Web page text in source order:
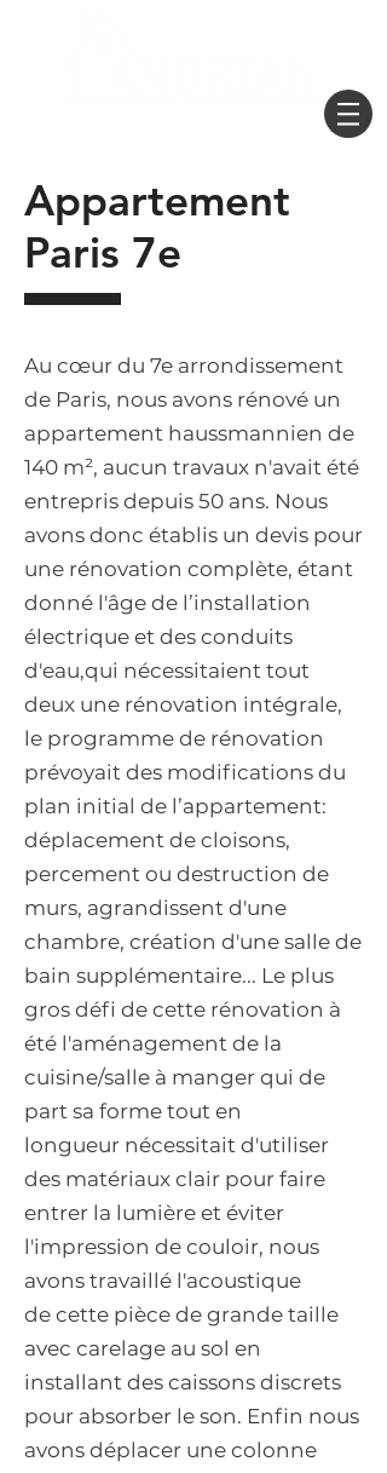
Appartement
Paris 7e
Au cœur du 7e arrondissement
de Paris, nous avons rénové un
appartement haussmannien de
140 m², aucun travaux n'avait été
entrepris depuis 50 ans. Nous
avons donc établis un devis pour
une rénovation complète, étant
donné l'âge de l’installation
électrique et des conduits
d'eau,qui nécessitaient tout
deux une rénovation intégrale,
le programme de rénovation
prévoyait des modifications du
plan initial de l’appartement:
déplacement de cloisons,
percement ou destruction de
murs, agrandissent d'une
chambre, création d'une salle de
bain supplémentaire... Le plus
gros défi de cette rénovation à
été l'aménagement de la
cuisine/salle à manger qui de
part sa forme tout en
longueur nécessitait d'utiliser
des matériaux clair pour faire
entrer la lumière et éviter
l'impression de couloir, nous
avons travaillé l'acoustique
de cette pièce de grande taille
avec carelage au sol en
installant des caissons discrets
pour absorber le son. Enfin nous
avons déplacer une colonne